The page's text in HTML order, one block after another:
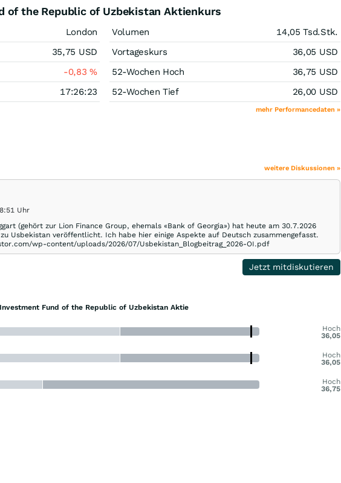
of the Republic of Uzbekistan Aktienkurs
London
35,75 USD
-0,83%
17:26:23
Volumen 14,05 Tsd.Stk.
Vortageskurs
36,05 USD
52-Wochen Hoch
36,75 USD
52-Wochen Tief
26,00 USD
mehr Performancedaten »
weitere Diskussionen »
Uhr
(gehört zur Lion Finance Group, ehemals «Bank of Georgia») hat heute am 30.7.2026
Usbekistan veröffentlicht. Ich habe hier einige Aspekte auf Deutsch zusammengefasst.
wp-content/uploads/2026/07/Usbekistan_Blogbeitrag_2026-OI.pdf
Jetzt mitdiskutieren
Fund of the Republic of Uzbekistan Aktie
Hoch
36,05
Hoch
36,05
Hoch
36,75